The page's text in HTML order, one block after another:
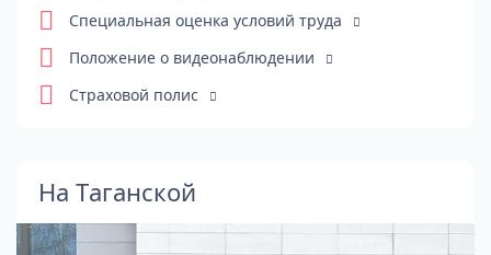
Специальная оценка условий труда
Положение о видеонаблюдении
Страховой полис
На Таганской